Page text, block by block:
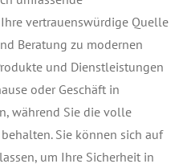
vertrauenswürdige Quelle
Beratung zu modernen
und Dienstleistungen
oder Geschäft in
während Sie die volle
Sie können sich auf
um Ihre Sicherheit in